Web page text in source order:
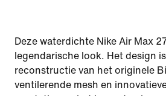
Deze waterdichte Nike Air Max
legendarische look. Het design
reconstructie van het originele
ventilerende mesh en